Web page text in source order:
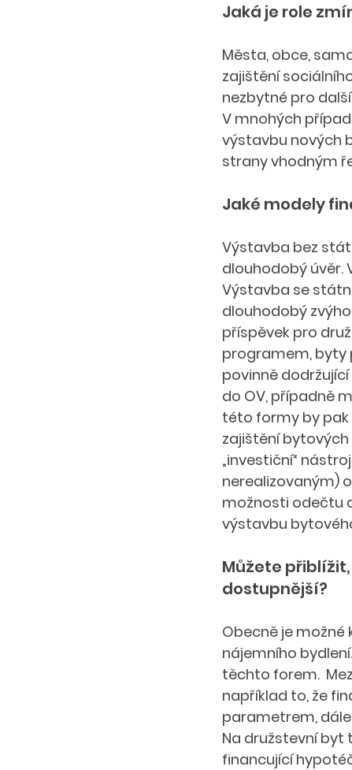
Jaká je role
Města, obce,
zajištění
nezbytné pro
V mnohých
výstavbu nových
strany vhodným
Jaké modely
Výstavba bez
dlouhodobý úvěr.
Výstavba se
dlouhodobý
příspěvek pro
programem, byty
povinně
do OV, případně
této formy by pak
zajištění
„investiční“
nerealizovaným)
možnosti odečtu
výstavbu
Můžete
dostupnější?
Obecně je
nájemního
těchto forem.
například to, že
parametrem,
Na družstevní byt
financující